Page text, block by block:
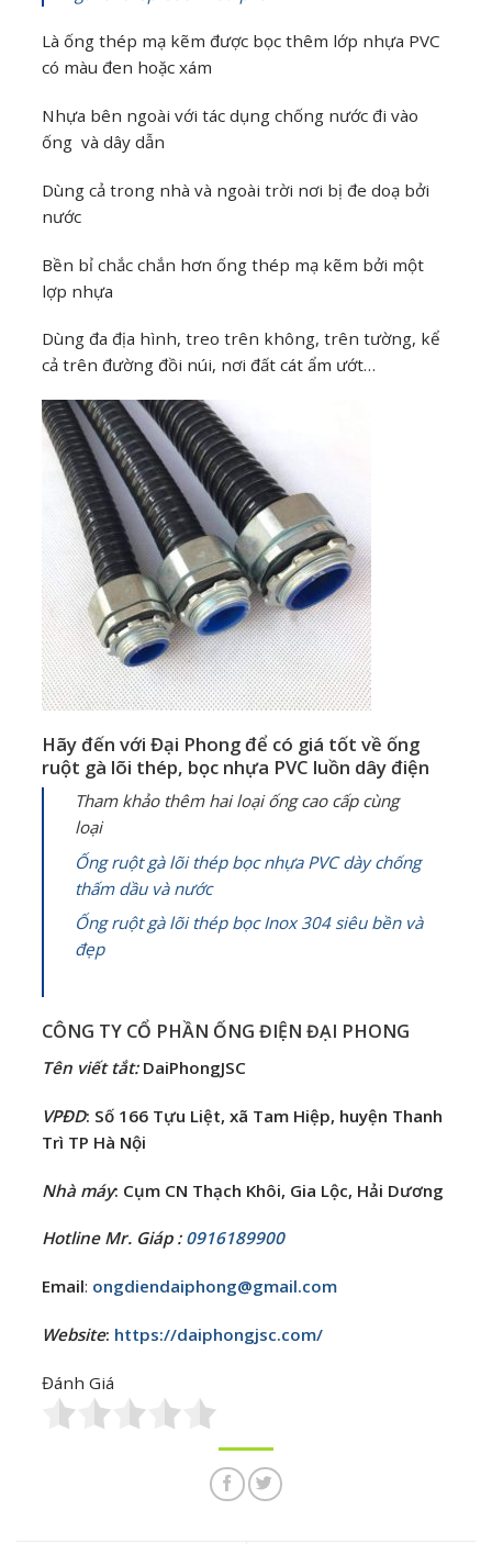
Là ống thép mạ kẽm được bọc thêm lớp nhựa PVC
có màu đen hoặc xám
Nhựa bên ngoài với tác dụng chống nước đi vào
ống và dây dẫn
Dùng cả trong nhà và ngoài trời nơi bị đe doạ bởi
nước
Bền bỉ chắc chắn hơn ống thép mạ kẽm bởi một
lợp nhựa
Dùng đa địa hình, treo trên không, trên tường, kể
cả trên đường đồi núi, nơi đất cát ẩm ướt…
Hãy đến với Đại Phong để có giá tốt về ống
ruột gà lõi thép, bọc nhựa PVC luồn dây điện
Tham khảo thêm hai loại ống cao cấp cùng
loại
Ống ruột gà lõi thép bọc nhựa PVC dày chống
thấm dầu và nước
Ống ruột gà lõi thép bọc Inox 304 siêu bền và
đẹp
CÔNG TY CỔ PHẦN ỐNG ĐIỆN ĐẠI PHONG
Tên viết tắt: DaiPhongJSC
VPĐD: Số 166 Tựu Liệt, xã Tam Hiệp, huyện Thanh
Trì TP Hà Nội
Nhà máy: Cụm CN Thạch Khôi, Gia Lộc, Hải Dương
Hotline Mr. Giáp : 0916189900
Email: ongdiendaiphong@gmail.com
Website: https://daiphongjsc.com/
Đánh Giá